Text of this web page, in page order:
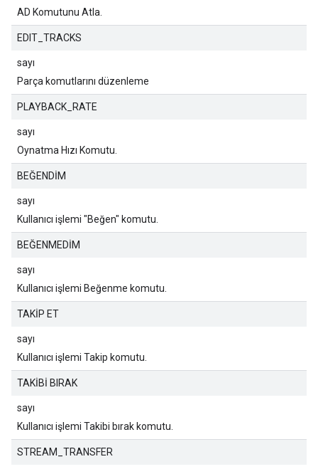
AD Komutunu Atla.
EDIT_TRACKS
sayı
Parça komutlarını düzenleme
PLAYBACK_RATE
sayı
Oynatma Hızı Komutu.
BEĞENDİM
sayı
Kullanıcı işlemi "Beğen" komutu.
BEĞENMEDİM
sayı
Kullanıcı işlemi Beğenme komutu.
TAKİP ET
sayı
Kullanıcı işlemi Takip komutu.
TAKİBİ BIRAK
sayı
Kullanıcı işlemi Takibi bırak komutu.
STREAM_TRANSFER